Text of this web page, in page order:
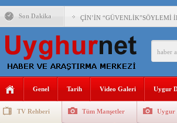
Son Dakika ÇİN’İN “GÜVENLİK”SÖYLEMİ
PAKİSTAN,AFGANİSTAN’DA
ANAHTAR PARTİ GENEL
ÇİN’İN DOĞU
Genel Tarih Video Galeri Uygur
TV Rehberi Tüm Manşetler Uygur